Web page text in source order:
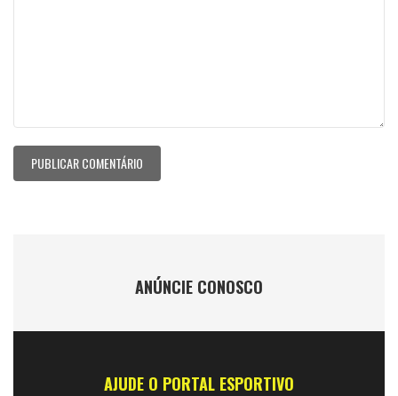
ANÚNCIE CONOSCO
AJUDE O PORTAL ESPORTIVO